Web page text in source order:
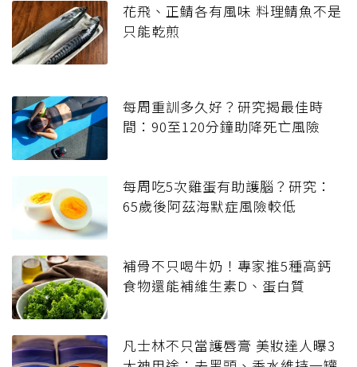
花飛、正鯖各有風味 料理鯖魚不是
只能乾煎
每周重訓多久好？研究揭最佳時
間：90至120分鐘助降死亡風險
每周吃5次雞蛋有助護腦？研究：
65歲後阿茲海默症風險較低
補骨不只喝牛奶！專家推5種高鈣
食物還能補維生素D、蛋白質
凡士林不只當護唇膏 美妝達人曝3